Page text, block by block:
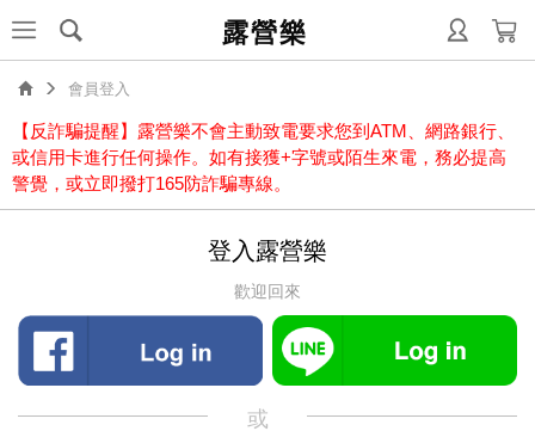
露營樂
會員登入
【反詐騙提醒】露營樂不會主動致電要求您到ATM、網路銀行、
或信用卡進行任何操作。如有接獲+字號或陌生來電，務必提高
警覺，或立即撥打165防詐騙專線。
登入露營樂
歡迎回來
或